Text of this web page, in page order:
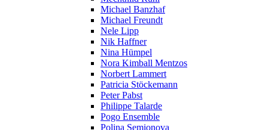
Michael Banzhaf
Michael Freundt
Nele Lipp
Nik Haffner
Nina Hümpel
Nora Kimball Mentzos
Norbert Lammert
Patricia Stöckemann
Peter Pabst
Philippe Talarde
Pogo Ensemble
Polina Semionova